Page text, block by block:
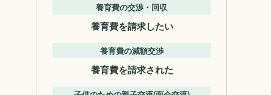
養育費の交渉・回収
養育費を請求したい
養育費の減額交渉
養育費を請求された